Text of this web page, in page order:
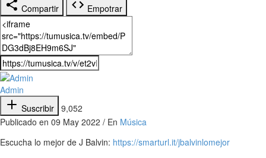
Compartir Empotrar
Admin
Suscribir 9,052
Publicado en 09 May 2022 / En Música
Escucha lo mejor de J Balvin: https://smarturl.it/jbalvinlomejor